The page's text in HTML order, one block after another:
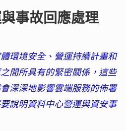
事故回應處理
環境安全、營運持續計畫和
間所具有的緊密關係，這些
深深地影響雲端服務的佈署
說明資料中心營運與資安事